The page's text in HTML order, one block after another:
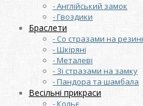
- Англійський замок
- Гвоздики
Браслети
- Со стразами на
- Шкіряні
- Металеві
- Зі стразами на замку
- Пандора та шамбала
Весільні прикраси
- Кольє